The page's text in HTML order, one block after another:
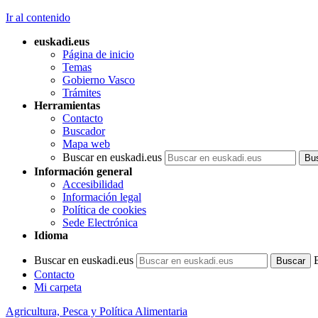
Ir al contenido
euskadi.eus
Página de inicio
Temas
Gobierno Vasco
Trámites
Herramientas
Contacto
Buscador
Mapa web
Buscar en euskadi.eus
Información general
Accesibilidad
Información legal
Política de cookies
Sede Electrónica
Idioma
Buscar en euskadi.eus
Contacto
Mi carpeta
Agricultura, Pesca y Política Alimentaria